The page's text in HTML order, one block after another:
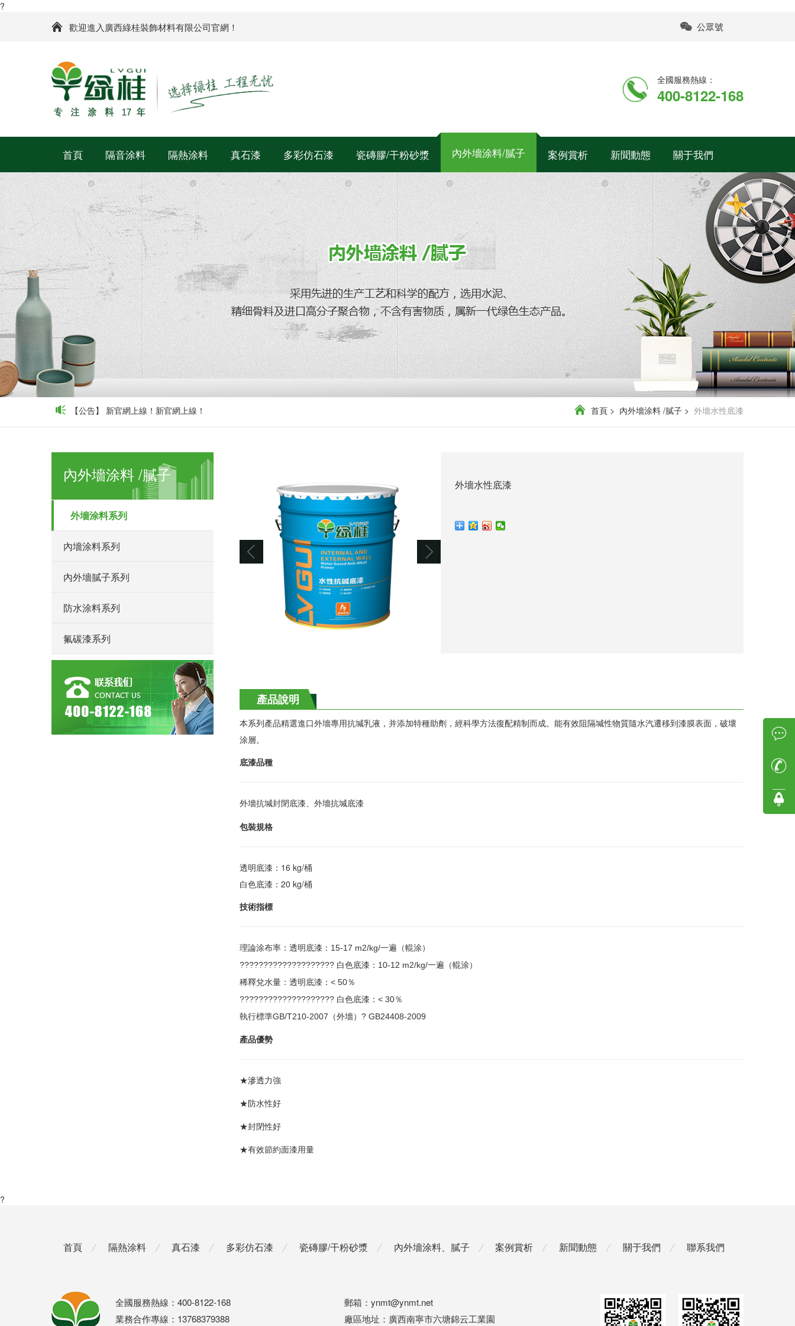
?
歡迎進入廣西綠桂裝飾材料有限公司官網！ 公眾號
全國服務熱線：
400-8122-168
首頁 隔音涂料 隔熱涂料 真石漆 多彩仿石漆 瓷磚膠/干粉砂漿 內外墻涂料/膩子 案例賞析 新聞動態 關于我們
【公告】 新官網上線！新官網上線！ 首頁 > 內外墻涂料 /膩子 > 外墻水性底漆
內外墻涂料 /膩子
外墻涂料系列
內墻涂料系列
內外墻膩子系列
防水涂料系列
氟碳漆系列
外墻水性底漆
產品說明
本系列產品精選進口外墻專用抗堿乳液，并添加特種助劑，經科學方法復配精制而成。能有效阻隔堿性物質隨水汽遷移到漆膜表面，破壞
涂層。
底漆品種
外墻抗堿封閉底漆、外墻抗堿底漆
包裝規格
透明底漆：16 kg/桶
白色底漆：20 kg/桶
技術指標
理論涂布率：透明底漆：15-17 m2/kg/一遍（輥涂）
???????????????????? 白色底漆：10-12 m2/kg/一遍（輥涂）
稀釋兌水量：透明底漆：< 50％
???????????????????? 白色底漆：< 30％
執行標準GB/T210-2007（外墻）? GB24408-2009
產品優勢
★滲透力強
★防水性好
★封閉性好
★有效節約面漆用量
?
蒙經理
首頁 隔熱涂料 真石漆 多彩仿石漆 瓷磚膠/干粉砂漿 內外墻涂料、膩子 案例賞析 新聞動態 關于我們 聯系我們
全國服務熱線：400-8122-168
業務合作專線：13768379388
郵箱： ynmt@ynmt.net
廠區地址： 廣西南寧市六塘錦云工業園